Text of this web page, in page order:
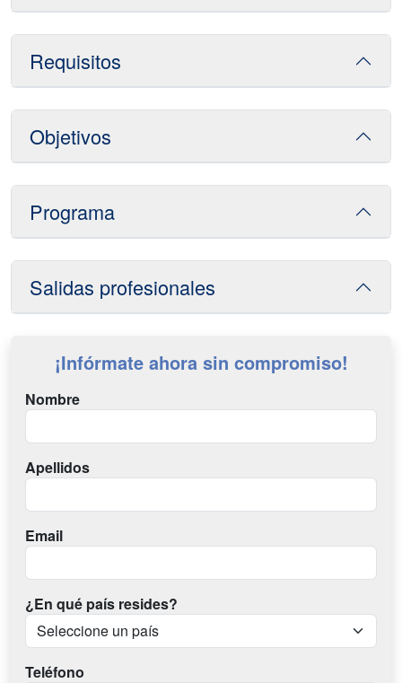
Requisitos
Objetivos
Programa
Salidas profesionales
¡Infórmate ahora sin compromiso!
Nombre
Apellidos
Email
¿En qué país resides?
Teléfono